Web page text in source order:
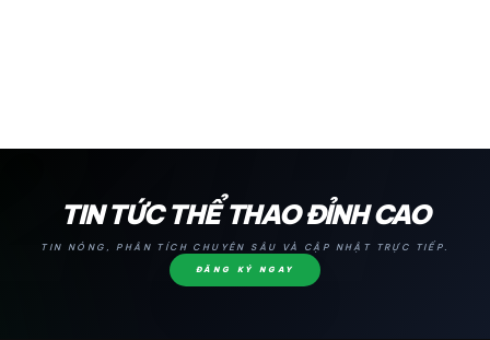
TIN TỨC THỂ THAO ĐỈNH CAO
TIN NÓNG, PHÂN TÍCH CHUYÊN SÂU VÀ CẬP NHẬT TRỰC TIẾP.
ĐĂNG KÝ NGAY